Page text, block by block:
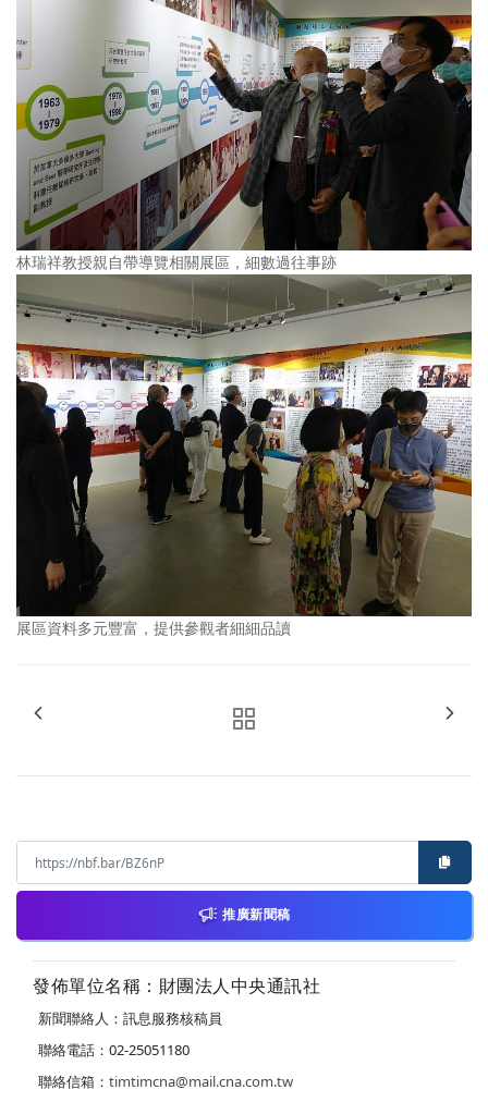
林瑞祥教授親自帶導覽相關展區，細數過往事跡
展區資料多元豐富，提供參觀者細細品讀
推廣新聞稿
發佈單位名稱：財團法人中央通訊社
新聞聯絡人：訊息服務核稿員
聯絡電話：02-25051180
聯絡信箱： timtimcna@mail.cna.com.tw